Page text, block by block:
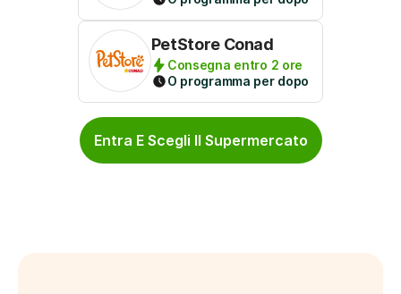
PetStore Conad
Consegna entro 2 ore
O programma per dopo
Entra E Scegli Il Supermercato